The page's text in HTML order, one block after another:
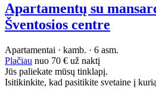
Apartamentų su
Šventosios centre
Apartamentai · kamb. · 6 asm.
Plačiau nuo 70 € už naktį
Jūs paliekate mūsų tinklapį.
Isitikinkite, kad pasitikite svetaine į